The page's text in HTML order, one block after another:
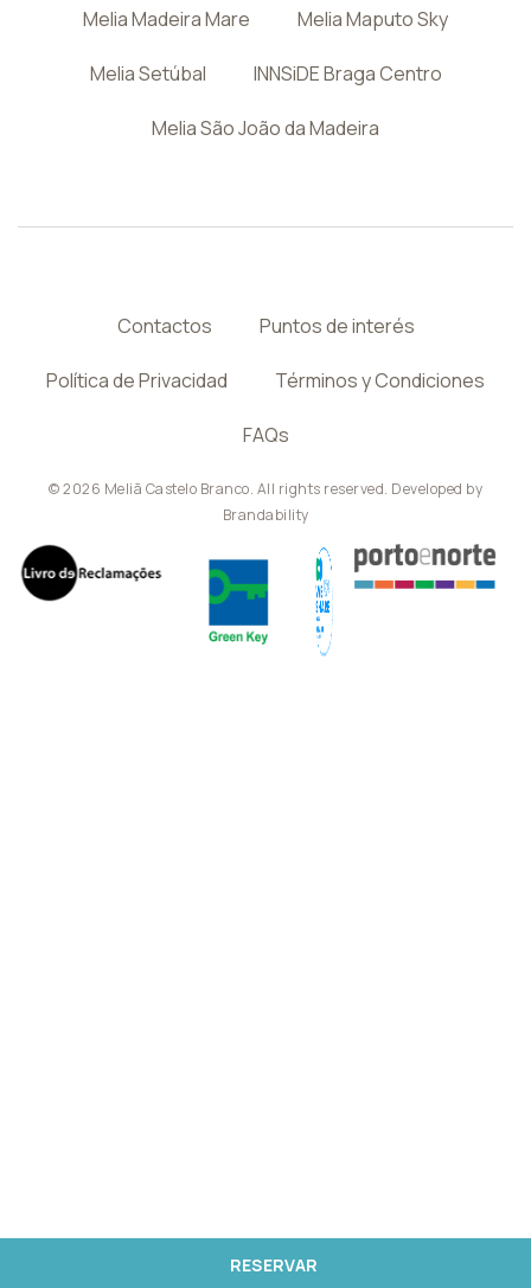
Melia Madeira Mare Melia Maputo Sky
Melia Setúbal INNSiDE Braga Centro
Melia São João da Madeira
Contactos Puntos de interés
Política de Privacidad Términos y Condiciones
FAQs
© 2026 Meliã Castelo Branco. All rights reserved. Developed by
Brandability
RESERVAR